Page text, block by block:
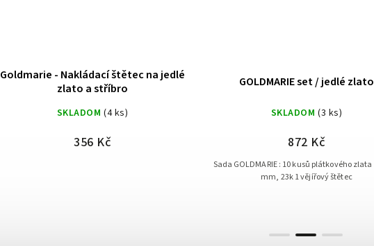
Goldmarie - Nakládací štětec na jedlé
zlato a stříbro
SKLADOM (4 ks)
356 Kč
GOLDMARIE set / jedlé zlato
SKLADOM (3 ks)
872 Kč
Sada GOLDMARIE : 10 kusů plátkového zlata - 50 x50
mm, 23k 1 vějířový štětec